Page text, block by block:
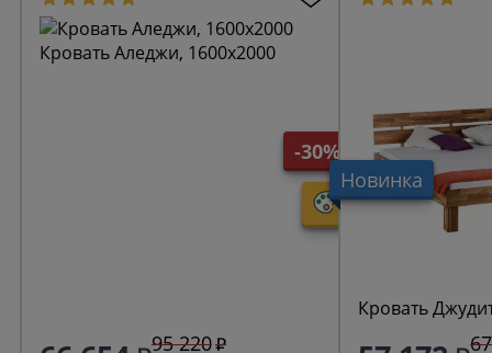
-30%
Кровать Аледжи, 1600х2000
95 220
Новинка
Кровать